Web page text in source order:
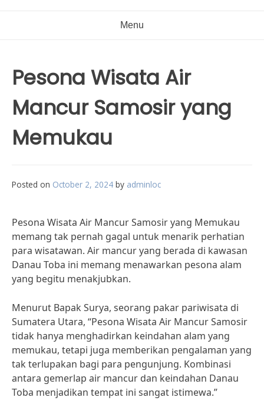
Menu
Pesona Wisata Air
Mancur Samosir yang
Memukau
Posted on October 2, 2024 by adminloc
Pesona Wisata Air Mancur Samosir yang Memukau
memang tak pernah gagal untuk menarik perhatian
para wisatawan. Air mancur yang berada di kawasan
Danau Toba ini memang menawarkan pesona alam
yang begitu menakjubkan.
Menurut Bapak Surya, seorang pakar pariwisata di
Sumatera Utara, “Pesona Wisata Air Mancur Samosir
tidak hanya menghadirkan keindahan alam yang
memukau, tetapi juga memberikan pengalaman yang
tak terlupakan bagi para pengunjung. Kombinasi
antara gemerlap air mancur dan keindahan Danau
Toba menjadikan tempat ini sangat istimewa.”